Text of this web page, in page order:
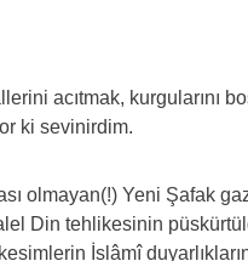
acıtmak, kurgularını
ki sevinirdim.
olmayan(!) Yeni Şafak
Din tehlikesinin
İslâmî